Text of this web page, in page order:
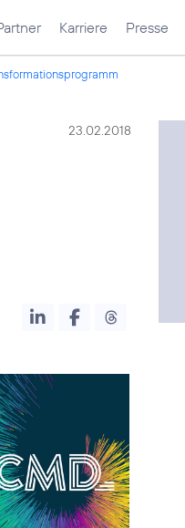
Karriere Presse
23.02.2018